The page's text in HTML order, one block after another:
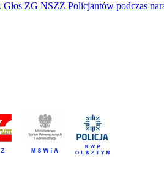
ZG NSZZ Policjantów podczas